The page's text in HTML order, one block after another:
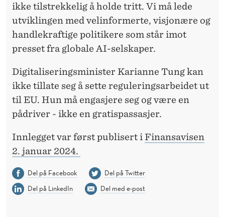
ikke tilstrekkelig å holde tritt. Vi må lede
utviklingen med velinformerte, visjonære og
handlekraftige politikere som står imot
presset fra globale AI-selskaper.
Digitaliseringsminister Karianne Tung kan
ikke tillate seg å sette reguleringsarbeidet ut
til EU. Hun må engasjere seg og være en
pådriver - ikke en gratispassasjer.
Innlegget var først publisert iFinansavisen
2. januar 2024.
Del på Facebook
Del på Twitter
Del på LinkedIn
Del med e-post